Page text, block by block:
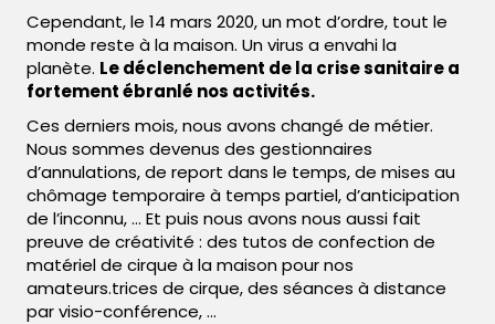
Cependant, le 14 mars 2020, un mot d’ordre, tout le
monde reste à la maison. Un virus a envahi la
planète. Le déclenchement de la crise sanitaire a
fortement ébranlé nos activités.
Ces derniers mois, nous avons changé de métier.
Nous sommes devenus des gestionnaires
d’annulations, de report dans le temps, de mises au
chômage temporaire à temps partiel, d’anticipation
de l’inconnu, … Et puis nous avons nous aussi fait
preuve de créativité : des tutos de confection de
matériel de cirque à la maison pour nos
amateurs.trices de cirque, des séances à distance
par visio-conférence, ...